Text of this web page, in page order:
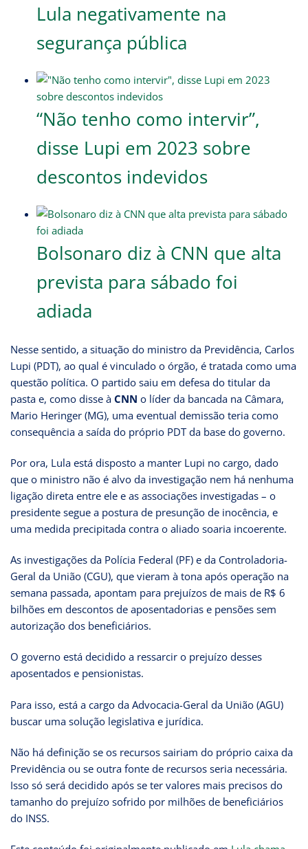
Lula negativamente na
segurança pública
“Não tenho como intervir”,
disse Lupi em 2023 sobre
descontos indevidos
Bolsonaro diz à CNN que alta
prevista para sábado foi
adiada
Nesse sentido, a situação do ministro da Previdência, Carlos
Lupi (PDT), ao qual é vinculado o órgão, é tratada como uma
questão política. O partido saiu em defesa do titular da
pasta e, como disse à CNN o líder da bancada na Câmara,
Mario Heringer (MG), uma eventual demissão teria como
consequência a saída do próprio PDT da base do governo.
Por ora, Lula está disposto a manter Lupi no cargo, dado
que o ministro não é alvo da investigação nem há nenhuma
ligação direta entre ele e as associações investigadas – o
presidente segue a postura de presunção de inocência, e
uma medida precipitada contra o aliado soaria incoerente.
As investigações da Polícia Federal (PF) e da Controladoria-
Geral da União (CGU), que vieram à tona após operação na
semana passada, apontam para prejuízos de mais de R$ 6
bilhões em descontos de aposentadorias e pensões sem
autorização dos beneficiários.
O governo está decidido a ressarcir o prejuízo desses
aposentados e pensionistas.
Para isso, está a cargo da Advocacia-Geral da União (AGU)
buscar uma solução legislativa e jurídica.
Não há definição se os recursos sairiam do próprio caixa da
Previdência ou se outra fonte de recursos seria necessária.
Isso só será decidido após se ter valores mais precisos do
tamanho do prejuízo sofrido por milhões de beneficiários
do INSS.